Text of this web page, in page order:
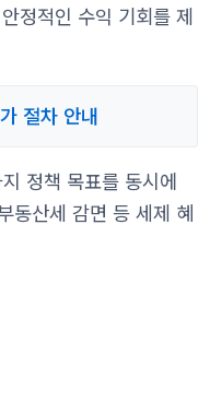
정적인 수익 기회를 제
절차 안내
정책 목표를 동시에
동산세 감면 등 세제 혜